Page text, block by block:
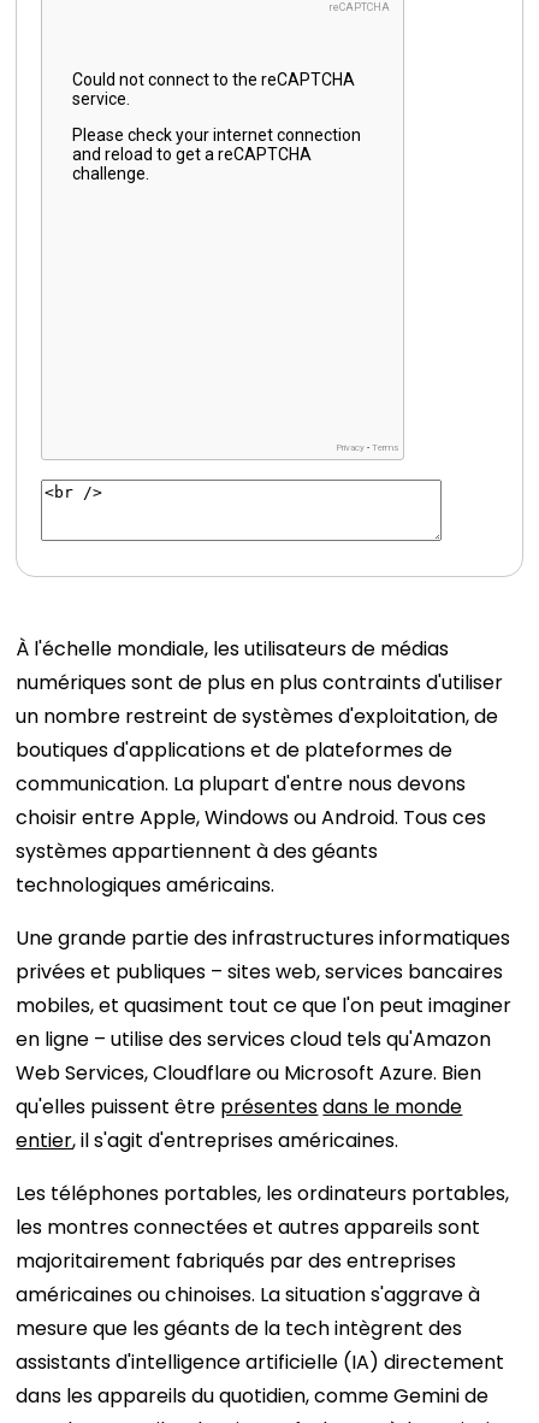
À l'échelle mondiale, les utilisateurs de médias
numériques sont de plus en plus contraints d'utiliser
un nombre restreint de systèmes d'exploitation, de
boutiques d'applications et de plateformes de
communication. La plupart d'entre nous devons
choisir entre Apple, Windows ou Android. Tous ces
systèmes appartiennent à des géants
technologiques américains.
Une grande partie des infrastructures informatiques
privées et publiques – sites web, services bancaires
mobiles, et quasiment tout ce que l'on peut imaginer
en ligne – utilise des services cloud tels qu'Amazon
Web Services, Cloudflare ou Microsoft Azure. Bien
qu'elles puissent être présentesdans le monde
entier, il s'agit d'entreprises américaines.
Les téléphones portables, les ordinateurs portables,
les montres connectées et autres appareils sont
majoritairement fabriqués par des entreprises
américaines ou chinoises. La situation s'aggrave à
mesure que les géants de la tech intègrent des
assistants d'intelligence artificielle (IA) directement
dans les appareils du quotidien, comme Gemini de